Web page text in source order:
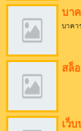
บา
บาคา
สล็
เว็